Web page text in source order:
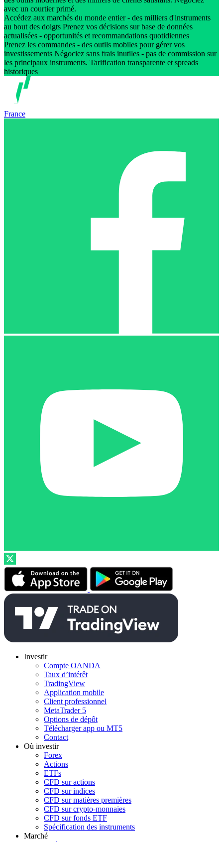
avec un courtier primé.
Accédez aux marchés du monde entier - des milliers d'instruments
au bout des doigts Prenez vos décisions sur base de données
actualisées - opportunités et recommandations quotidiennes
Prenez les commandes - des outils mobiles pour gérer vos
investissements Négociez sans frais inutiles - pas de commission sur
les principaux instruments. Tarification transparente et spreads
historiques
France
Investir
Compte OANDA
Taux d’intérêt
TradingView
Application mobile
Client professionnel
MetaTrader 5
Options de dépôt
Télécharger app ou MT5
Contact
Où investir
Forex
Actions
ETFs
CFD sur actions
CFD sur indices
CFD sur matières premières
CFD sur crypto-monnaies
CFD sur fonds ETF
Spécification des instruments
Marché